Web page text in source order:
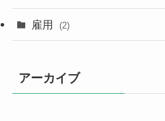
雇用 (2)
アーカイブ